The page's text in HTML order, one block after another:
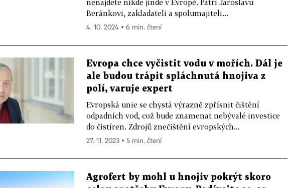
nenajdete nikde jinde v Evropě. Patří Jaroslavu
Beránkovi, zakladateli a spolumajiteli...
4. 10. 2024 ▪ 6 min. čtení
Evropa chce vyčistit vodu v mořích. Dál je
ale budou trápit spláchnutá hnojiva z
polí, varuje expert
Evropská unie se chystá výrazně zpřísnit čištění
odpadních vod, což bude znamenat nebývalé investice
do čistíren. Zdrojů znečištění evropských...
27. 11. 2023 ▪ 5 min. čtení
Agrofert by mohl u hnojiv pokrýt skoro